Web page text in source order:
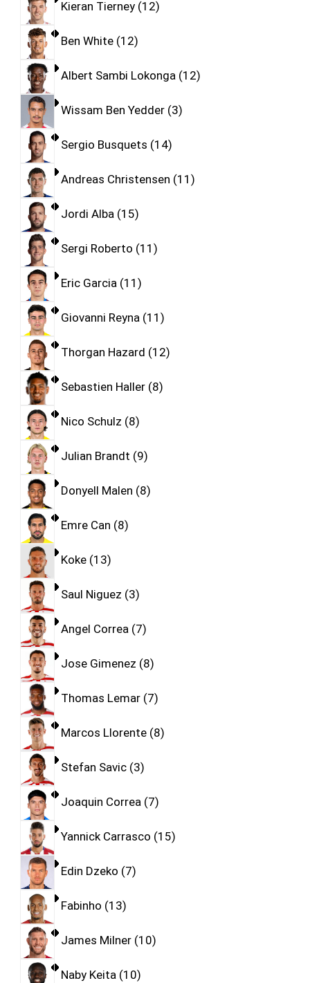
Kieran Tierney 12
Ben White 12
Albert Sambi Lokonga 12
Wissam Ben Yedder 3
Sergio Busquets 14
Andreas Christensen 11
Jordi Alba 15
Sergi Roberto 11
Eric Garcia 11
Giovanni Reyna 11
Thorgan Hazard 12
Sebastien Haller 8
Nico Schulz 8
Julian Brandt 9
Donyell Malen 8
Emre Can 8
Koke 13
Saul Niguez 3
Angel Correa 7
Jose Gimenez 8
Thomas Lemar 7
Marcos Llorente 8
Stefan Savic 3
Joaquin Correa 7
Yannick Carrasco 15
Edin Dzeko 7
Fabinho 13
James Milner 10
Naby Keita 10